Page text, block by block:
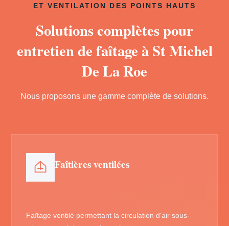
ET VENTILATION DES POINTS HAUTS
Solutions complètes pour
entretien de faîtage à St Michel
De La Roe
Nous proposons une gamme complète de solutions.
Faîtières ventilées
Faîtage ventilé permettant la circulation d'air sous-